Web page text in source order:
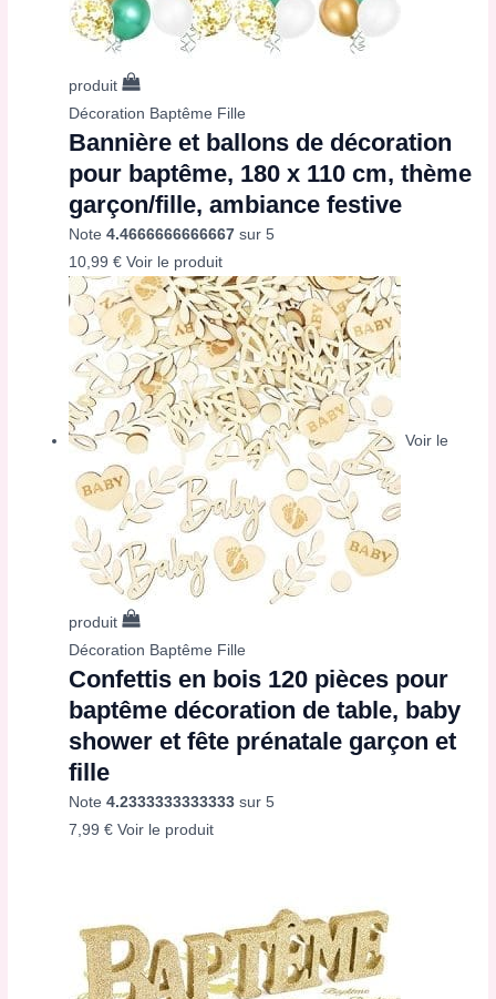
produit
Décoration Baptême Fille
Bannière et ballons de décoration
pour baptême, 180 x 110 cm, thème
garçon/fille, ambiance festive
Note4.4666666666667 sur 5
10,99€ Voir le produit
Voir le
produit
Décoration Baptême Fille
Confettis en bois 120 pièces pour
baptême décoration de table, baby
shower et fête prénatale garçon et
fille
Note4.2333333333333 sur 5
7,99€ Voir le produit